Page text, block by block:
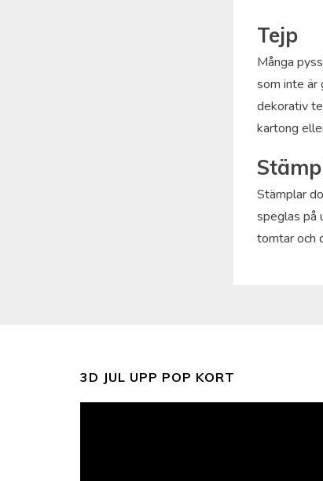
Tejp
Många
som inte är
dekorativ
kartong
Stämplar
speglas på
tomtar och
3D JUL UPP POP KORT